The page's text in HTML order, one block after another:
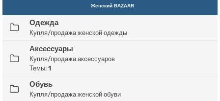
Женский BAZAAR
Одежда
Купля/продажа женской одежды
Аксессуары
Купля/продажа аксессуаров
Темы: 1
Обувь
Купля/продажа женской обуви